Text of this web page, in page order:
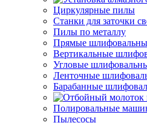
Циркулярные пилы
Станки для заточки
Пилы по металлу
Прямые
Вертикальные
Угловые
Ленточные
Барабанные
Полировальные
Пылесосы